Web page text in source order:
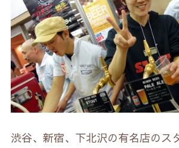
渋谷、新宿、下北沢の有名店のス